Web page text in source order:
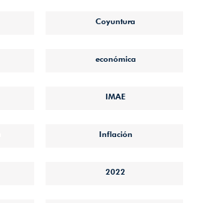
Coyuntura
económica
IMAE
Inflación
2022